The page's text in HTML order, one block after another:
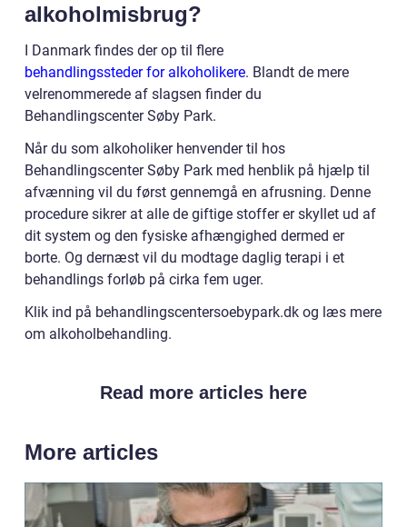
alkoholmisbrug?
I Danmark findes der op til flere
behandlingssteder for alkoholikere. Blandt de mere
velrenommerede af slagsen finder du
Behandlingscenter Søby Park.
Når du som alkoholiker henvender til hos
Behandlingscenter Søby Park med henblik på hjælp til
afvænning vil du først gennemgå en afrusning. Denne
procedure sikrer at alle de giftige stoffer er skyllet ud af
dit system og den fysiske afhængighed dermed er
borte. Og dernæst vil du modtage daglig terapi i et
behandlings forløb på cirka fem uger.
Klik ind på behandlingscentersoebypark.dk og læs mere
om alkoholbehandling.
Read more articles here
More articles